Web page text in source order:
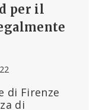
per il
di Firenze
di